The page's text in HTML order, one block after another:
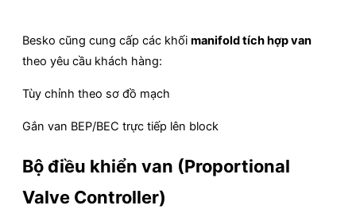
Besko cũng cung cấp các khối manifold tích hợp van
theo yêu cầu khách hàng:
Tùy chỉnh theo sơ đồ mạch
Gắn van BEP/BEC trực tiếp lên block
Bộ điều khiển van (Proportional
Valve Controller)